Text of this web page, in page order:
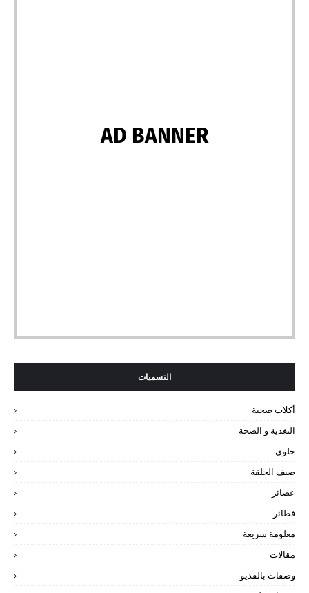
AD BANNER
التسميات
أكلات صحية
التغدية و الصحة
حلوى
ضيف الحلقة
عصائر
فطائر
معلومة سريعة
مقالات
وصفات بالفديو